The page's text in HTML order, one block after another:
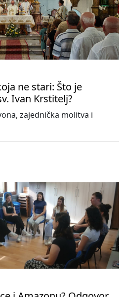
ne stari: Što je
Ivan Krstitelj?
zajednička molitva i